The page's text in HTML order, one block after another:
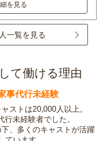
を見る
一覧を見る
て働ける理由
事代行未経験
ストは20,000人以上。
行未経験者でした。
、多くのキャストが活躍